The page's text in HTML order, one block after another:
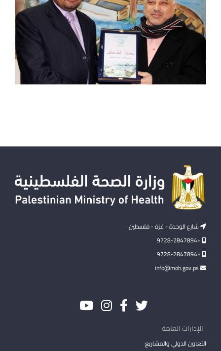
شارع الوحدة - غزة - فلسطين
+9728-2847894
+9728-2847894
الإدارات العامة
التعاون الدولي والمشاريع